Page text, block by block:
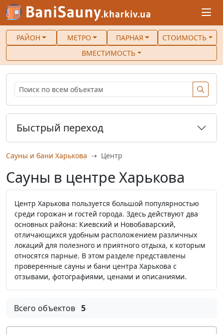
РАЙОН МЕТРО ПАРНАЯ
СТОИМОСТЬ
ВМЕСТИМОСТЬ
Сауны и бани Харькова Центр
Сауны в центре Харькова
Центр Харькова пользуется большой популярностью
среди горожан и гостей города. Здесь действуют два
основных района: Киевский и Новобаварский,
отличающихся удобным расположением различных
локаций для полезного и приятного отдыха, к которым
относятся парные. В этом разделе представлены
проверенные сауны и бани центра Харькова с
отзывами, фотографиями, ценами и описаниями.
Всего объектов 5
Быстрый переход